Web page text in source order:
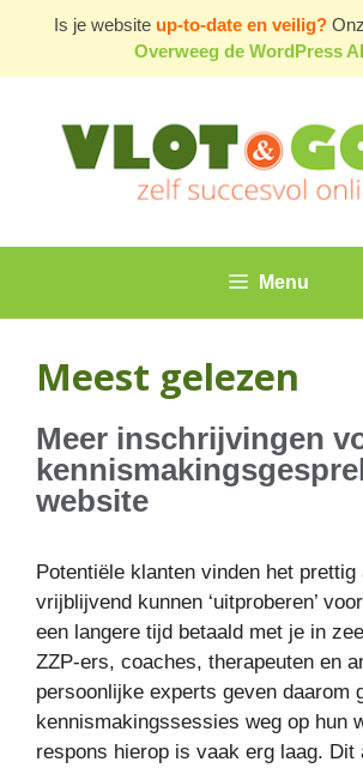
de
Is je website up-to-date en veilig?
Overweeg de WordPress
Menu
Meest gelezen
Meer inschrijvingen
website
Potentiële klanten vinden het
vrijblijvend kunnen ‘uitproberen’
een langere tijd betaald met je in
ZZP-ers, coaches, therapeuten en
persoonlijke experts geven daarom
kennismakingssessies weg op hun
respons hierop is vaak erg laag. Dit